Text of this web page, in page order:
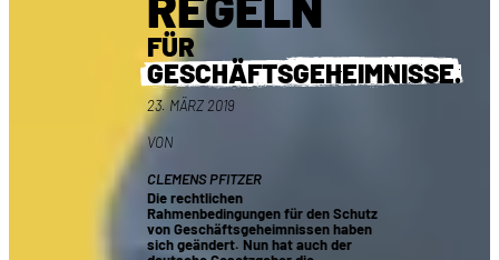
FÜR
GESCHÄFTSGEHEIMNISSE.
23. MÄRZ 2019
VON
CLEMENS PFITZER
Die rechtlichen
Rahmenbedingungen für den Schutz
von Geschäftsgeheimnissen haben
sich geändert. Nun hat auch der